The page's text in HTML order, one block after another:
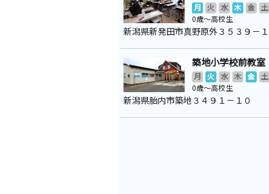
月 火 水 木 金 土
0歳～高校生
新潟県新発田市真野原外３５３９－１
築地小学校前教室
月 火 水 木 金 土
0歳～高校生
新潟県胎内市築地３４９１－１０